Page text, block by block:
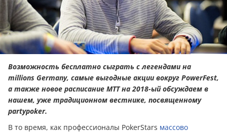
Возможность бесплатно сыграть с легендами на
millions Germany, самые выгодные акции вокруг PowerFest,
а также новое расписание МТТ на 2018-ый обсуждаем в
нашем, уже традиционном вестнике, посвященному
partypoker.
В то время, как профессионалы PokerStars массово